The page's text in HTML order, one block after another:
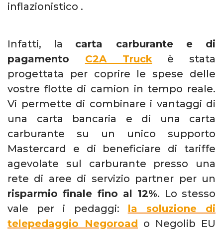
inflazionistico .
Infatti, la carta carburante e di
pagamento C2A Truckè stata
progettata per coprire le spese delle
vostre flotte di camion in tempo reale.
Vi permette di combinare i vantaggi di
una carta bancaria e di una carta
carburante su un unico supporto
Mastercard e di beneficiare di tariffe
agevolate sul carburante presso una
rete di aree di servizio partner per un
risparmio finale fino al 12%. Lo stesso
vale per i pedaggi: la soluzione di
telepedaggio Negoroad o Negolib EU